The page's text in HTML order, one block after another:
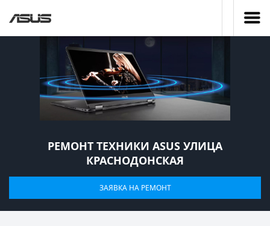
РЕМОНТ ТЕХНИКИ ASUS УЛИЦА
КРАСНОДОНСКАЯ
ЗАЯВКА НА РЕМОНТ